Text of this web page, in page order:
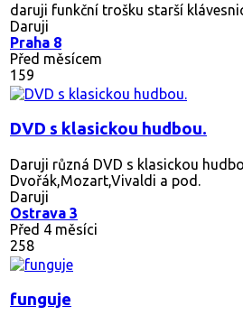
daruji funkční trošku starší
Daruji
Praha 8
Před měsícem
159
DVD s klasickou hudbou.
Daruji různá DVD s klasickou
Dvořák,Mozart,Vivaldi a pod.
Daruji
Ostrava 3
Před 4 měsíci
258
funguje